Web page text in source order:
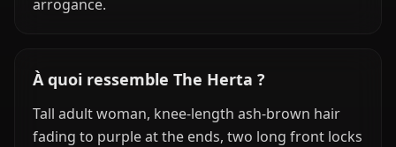
arrogance.
À quoi ressemble The Herta ?
Tall adult woman, knee-length ash-brown hair
fading to purple at the ends, two long front locks